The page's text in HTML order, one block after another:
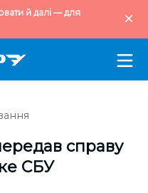
й далі — для
справу
СБУ